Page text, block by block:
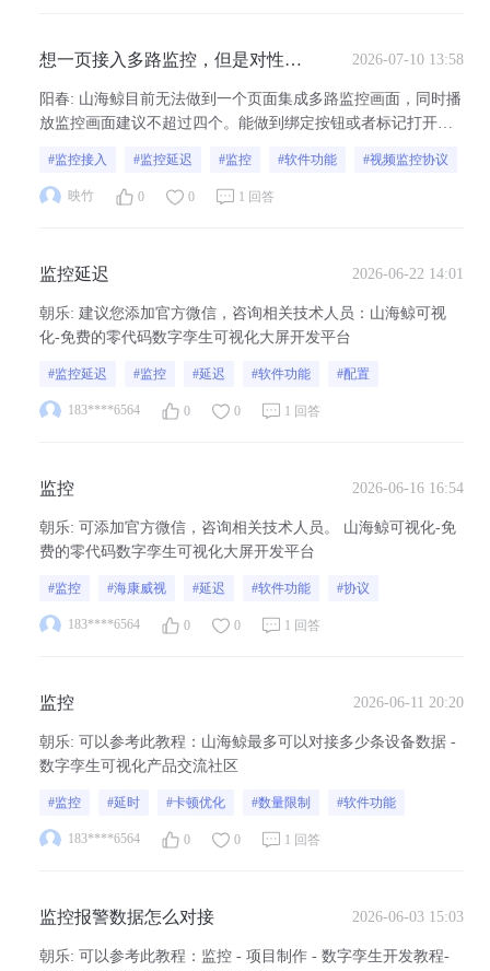
想一页接入多路监控，但是对性能
这个问题吗，或者有没有什么办法
页接入多路监控能流畅运行
2026-07-10 13:58
阳春: 山海鲸目前无法做到一个页面集成多路监控画面，同时播
放监控画面建议不超过四个。能做到绑定按钮或者标记打开查
目制作 - 山海鲸可视化
#监控接入 #监控延迟 #监控 #软件功能 #视频监控协议
映竹 0 0 1 回答
监控延迟 2026-06-22 14:01
朝乐: 建议您添加官方微信，咨询相关技术人员：山海鲸可视
化-免费的零代码数字孪生可视化大屏开发平台
#监控延迟 #监控 #延迟 #软件功能 #配置
183****6564 0 0 1 回答
监控 2026-06-16 16:54
朝乐: 可添加官方微信，咨询相关技术人员。 山海鲸可视化-免
费的零代码数字孪生可视化大屏开发平台
#监控 #海康威视 #延迟 #软件功能 #协议
183****6564 0 0 1 回答
监控 2026-06-11 20:20
朝乐: 可以参考此教程：山海鲸最多可以对接多少条设备数据 -
数字孪生可视化产品交流社区
#监控 #延时 #卡顿优化 #数量限制 #软件功能
183****6564 0 0 1 回答
监控报警数据怎么对接 2026-06-03 15:03
朝乐: 可以参考此教程：监控 - 项目制作 - 数字孪生开发教程-